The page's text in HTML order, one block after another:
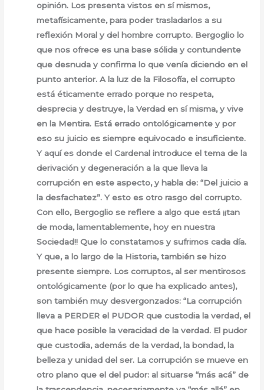
opinión. Los presenta vistos en sí mismos,
metafísicamente, para poder trasladarlos a su
reflexión Moral y del hombre corrupto. Bergoglio lo
que nos ofrece es una base sólida y contundente
que desnuda y confirma lo que venía diciendo en el
punto anterior. A la luz de la Filosofía, el corrupto
está éticamente errado porque no respeta,
desprecia y destruye, la Verdad en sí misma, y vive
en la Mentira. Está errado ontológicamente y por
eso su juicio es siempre equivocado e insuficiente.
Y aquí es donde el Cardenal introduce el tema de la
derivación y degeneración a la que lleva la
corrupción en este aspecto, y habla de: “Del juicio a
la desfachatez”. Y esto es otro rasgo del corrupto.
Con ello, Bergoglio se refiere a algo que está ¡¡tan
de moda, lamentablemente, hoy en nuestra
Sociedad!! Que lo constatamos y sufrimos cada día.
Y que, a lo largo de la Historia, también se hizo
presente siempre. Los corruptos, al ser mentirosos
ontológicamente (por lo que ha explicado antes),
son también muy desvergonzados: “La corrupción
lleva a PERDER el PUDOR que custodia la verdad, el
que hace posible la veracidad de la verdad. El pudor
que custodia, además de la verdad, la bondad, la
belleza y unidad del ser. La corrupción se mueve en
otro plano que el del pudor: al situarse “más acá” de